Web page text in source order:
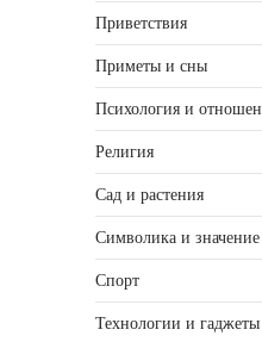
Приветствия
Приметы и сны
Психология и
Религия
Сад и растения
Символика и значение
Спорт
Технологии и гаджеты